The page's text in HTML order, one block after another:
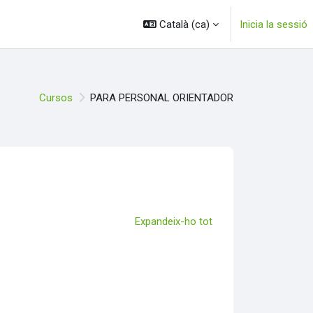
Català ‎(ca)‎ Inicia la sessió
Cursos PARA PERSONAL ORIENTADOR
Expandeix-ho tot